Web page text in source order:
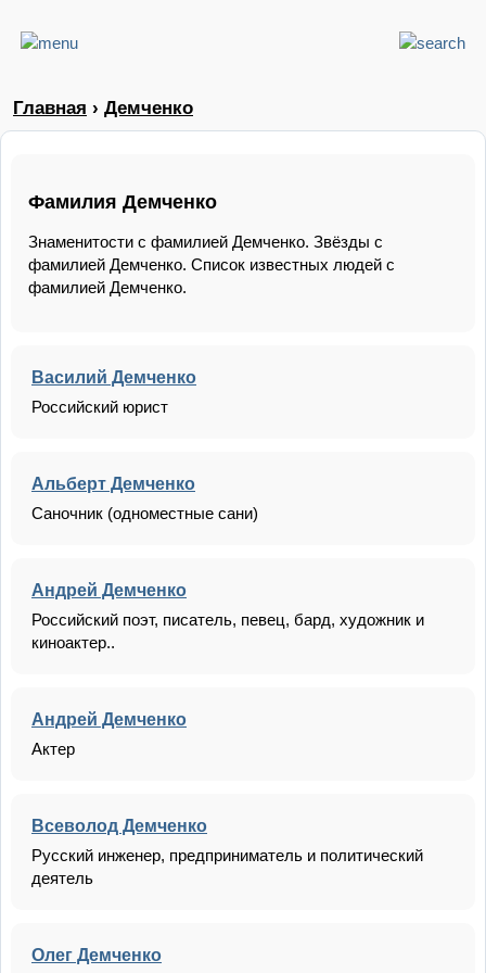
Главная › Демченко
Фамилия Демченко
Знаменитости с фамилией Демченко. Звёзды с
фамилией Демченко. Список известных людей с
фамилией Демченко.
Василий Демченко
Российский юрист
Альберт Демченко
Саночник (одноместные сани)
Андрей Демченко
Российский поэт, писатель, певец, бард, художник и
киноактер..
Андрей Демченко
Актер
Всеволод Демченко
Русский инженер, предприниматель и политический
деятель
Олег Демченко